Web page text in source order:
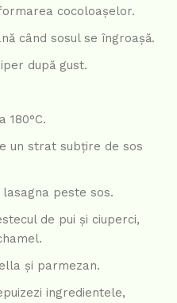
cocoloașelor.
când sosul se îngroașă.
după gust.
180°C.
un strat subțire de sos
peste sos.
de pui și ciuperci,
și parmezan.
ingredientele,